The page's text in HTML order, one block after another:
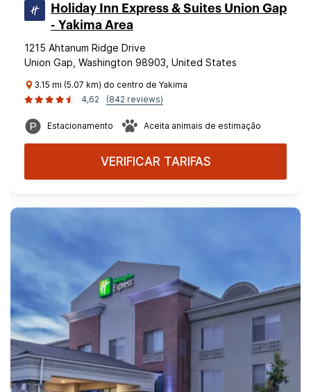
Holiday Inn Express & Suites Union Gap
- Yakima Area
1215 Ahtanum Ridge Drive
Union Gap, Washington 98903, United States
3.15 mi (5.07 km) do centro de Yakima
4,62
(842 reviews)
Estacionamento Aceita animais de estimação
VERIFICAR TARIFAS